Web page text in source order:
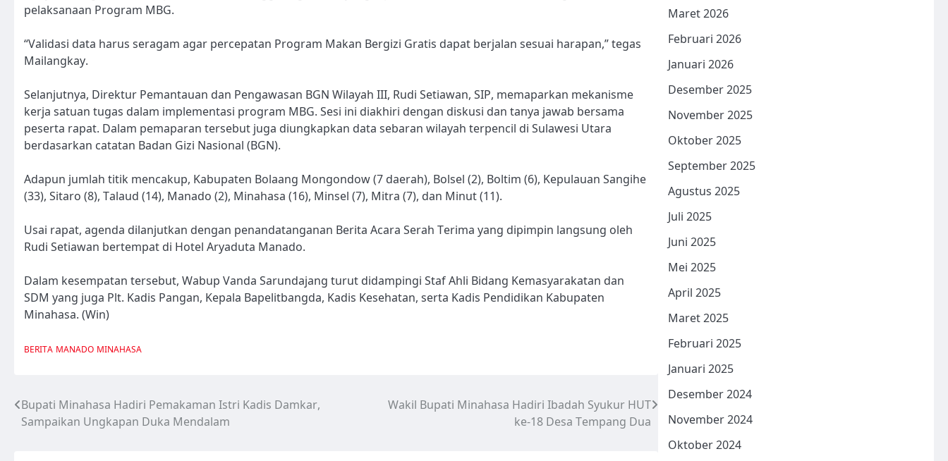
pelaksanaan Program MBG.
“Validasi data harus seragam agar percepatan Program Makan Bergizi Gratis dapat berjalan sesuai harapan,” tegas
Mailangkay.
Selanjutnya, Direktur Pemantauan dan Pengawasan BGN Wilayah III, Rudi Setiawan, SIP, memaparkan mekanisme
kerja satuan tugas dalam implementasi program MBG. Sesi ini diakhiri dengan diskusi dan tanya jawab bersama
peserta rapat. Dalam pemaparan tersebut juga diungkapkan data sebaran wilayah terpencil di Sulawesi Utara
berdasarkan catatan Badan Gizi Nasional (BGN).
Adapun jumlah titik mencakup, Kabupaten Bolaang Mongondow (7 daerah), Bolsel (2), Boltim (6), Kepulauan Sangihe
(33), Sitaro (8), Talaud (14), Manado (2), Minahasa (16), Minsel (7), Mitra (7), dan Minut (11).
Usai rapat, agenda dilanjutkan dengan penandatanganan Berita Acara Serah Terima yang dipimpin langsung oleh
Rudi Setiawan bertempat di Hotel Aryaduta Manado.
Dalam kesempatan tersebut, Wabup Vanda Sarundajang turut didampingi Staf Ahli Bidang Kemasyarakatan dan
SDM yang juga Plt. Kadis Pangan, Kepala Bapelitbangda, Kadis Kesehatan, serta Kadis Pendidikan Kabupaten
Minahasa. (Win)
BERITA MANADO MINAHASA
Navigasi
Bupati Minahasa Hadiri Pemakaman Istri Kadis Damkar,
Sampaikan Ungkapan Duka Mendalam
Wakil Bupati Minahasa Hadiri Ibadah Syukur HUT
ke-18 Desa Tempang Dua
Maret 2026
Februari 2026
Januari 2026
Desember 2025
November 2025
Oktober 2025
September 2025
Agustus 2025
Juli 2025
Juni 2025
Mei 2025
April 2025
Maret 2025
Februari 2025
Januari 2025
Desember 2024
November 2024
Oktober 2024